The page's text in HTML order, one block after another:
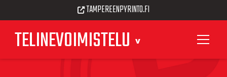
TELINEVOIMISTELU
TAMPEREENPYRINTO.FI